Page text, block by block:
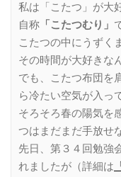
私は「こたつ」が大
自称 「こたつむり」
こたつの中にうずく
その時間が大好きな
でも、こたつ布団を
ら冷たい空気が入っ
そろそろ春の陽気を
つはまだまだ手放せ
先日、第３４回勉強
れましたが（詳細は